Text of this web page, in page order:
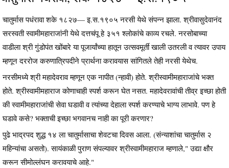
चातुर्मास पधंरावा शके १८२७— इ.स.१९०५ नरसी येथे संपन्न झाला. श्रीवासुदेवानंद
सरस्वती स्वामीमहाराजांनी येथे दत्तचंपू हे ३५१ श्लोकांचे काव्य रचले. नरसोबाच्या
वाडीला श्री गुंडोपंत खोंबारे या पूजार्यांच्या हातून उत्सवमूर्ती खाली उतरली व त्यावर उपाय
म्हणून दररोज करुणात्रिपदीने प्रार्थना करावयास सांगितले तेही नरसी येथेच.
नरसीमध्ये श्री महादेवराव म्हणून एक नापीत (न्हावी) होते. श्रीस्वामीमहाराजांचे भक्त
होते. श्रीस्वामीमहाराज कोणाचाही स्पर्श करून घेत नसत. महादेवरावांची तीव्र इच्छा होती
की स्वामीमहाराजांची सेवा घडावी व त्यांच्या देहाला स्पर्श करण्याचे भाग्य लाभावे. पण हे
घडावे कसे? भक्ताची इच्छा भगवानच नाही का पूरी करणार?
पुढे भाद्रपद शुद्ध १४ ला चातुर्मासाचा शेवटचा दिवस आला. (संन्याशांचा चातुर्मास २
महिन्यांचा असतो). सायंकाळी पुराण संपल्यावर श्रीस्वामीमहाराज म्हणाले," उद्या क्षौर
करून सीमोल्लंघन करावयाचे आहे."